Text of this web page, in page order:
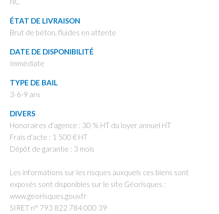
ÉTAT DE LIVRAISON
Brut de béton, fluides en attente
DATE DE DISPONIBILITÉ
Immédiate
TYPE DE BAIL
3-6-9 ans
DIVERS
Honoraires d'agence : 30 % HT du loyer annuel HT
Frais d’acte : 1 500 € HT
Dépôt de garantie : 3 mois
Les informations sur les risques auxquels ces biens sont
exposés sont disponibles sur le site Géorisques :
www.georisques.gouv.fr
SIRET n° 793 822 784 000 39